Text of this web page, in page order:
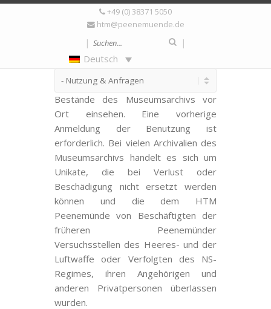
+49 (0) 38371 5050
htm@peenemuende.de
|
|
Deutsch
Nutzung & Anfragen
Externe Benutzer
können die
Bestände des Museumsarchivs vor
Ort einsehen. Eine vorherige
Anmeldung der Benutzung ist
erforderlich. Bei vielen Archivalien des
Museumsarchivs handelt es sich um
Unikate, die bei Verlust oder
Beschädigung nicht ersetzt werden
können und die dem HTM
Peenemünde von Beschäftigten der
früheren Peenemünder
Versuchsstellen des Heeres- und der
Luftwaffe oder Verfolgten des NS-
Regimes, ihren Angehörigen und
anderen Privatpersonen überlassen
wurden.